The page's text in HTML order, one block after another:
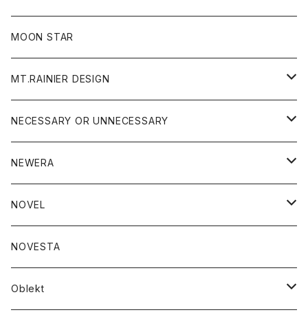
フリース
ジャケット
ニット
パンツ
帽子
MOON STAR
MT.RAINIER DESIGN
アウター
コート
ジャケット
アクセサリー
バッグ
グッズ
ウォレット
靴
トップス
ジャケット
ボトム
NECESSARY OR UNNECESSARY
アウター
コート
ジャケット
アクセサリー
バッグ
ブレスレット
グッズ
靴
トップス
NEWERA
帽子
NOVEL
トップス
カットソー
ボトム
NOVESTA
Oblekt